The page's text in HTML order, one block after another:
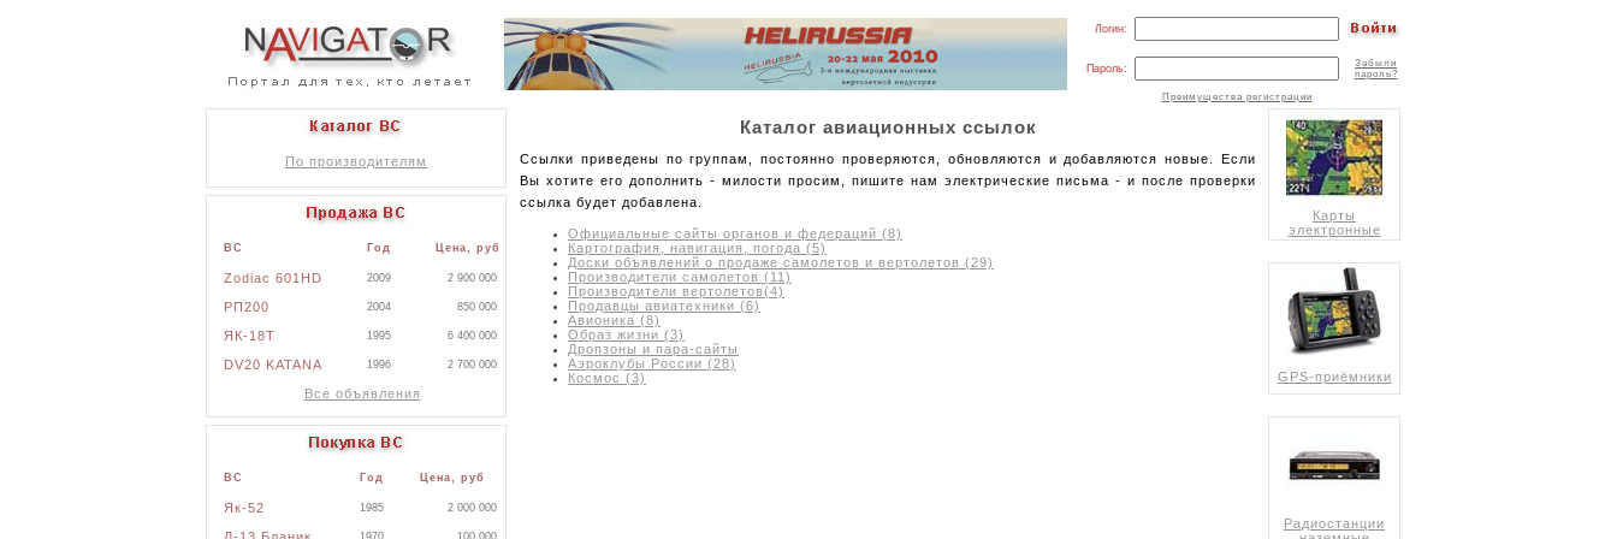
Логин:
Пароль:
Забыли
пароль?
Преимущества регистрации
По производителям
ВС Год Цена, руб
Zodiac 601HD 2009 2 900 000
РП200 2004 850 000
ЯК-18Т 1995 6 400 000
DV20 KATANA 1996 2 700 000
Все объявления
ВС Год Цена, руб
Як-52 1985 2 000 000
1970 100 000
Каталог авиационных ссылок
Ссылки приведены по группам, постоянно проверяются, обновляются и добавляются новые. Если
Вы хотите его дополнить - милости просим, пишите нам электрические письма - и после проверки
ссылка будет добавлена.
Официальные сайты органов и федераций (8)
Картография, навигация, погода (5)
Доски объявлений о продаже самолетов и вертолетов (29)
Производители самолетов (11)
Производители вертолетов(4)
Продавцы авиатехники (6)
Авионика (8)
Образ жизни (3)
Дропзоны и пара-сайты
Аэроклубы России (28)
Космос (3)
Карты
электронные
GPS-приёмники
Радиостанции